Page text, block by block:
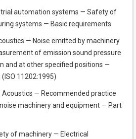
automation systems — Safety of
systems — Basic requirements
— Noise emitted by machinery
of emission sound pressure
and at other specified positions —
11202:1995)
Acoustics — Recommended practice
machinery and equipment — Part
of machinery — Electrical